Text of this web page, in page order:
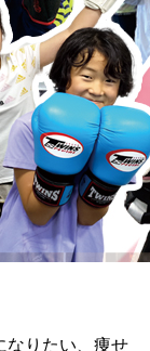
りたい、痩せ